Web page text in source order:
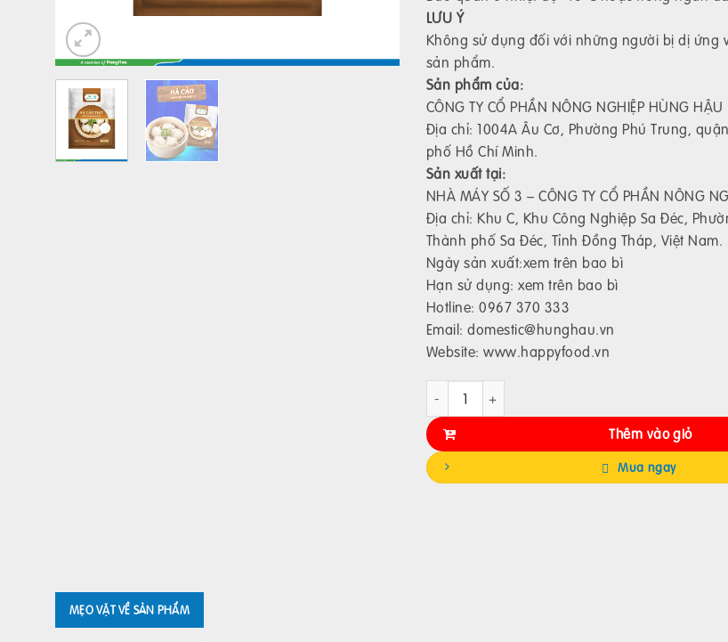
LƯU Ý
Không sử dụng đối với những người bị dị ứng
sản phẩm.
Sản phẩm của:
CÔNG TY CỔ PHẦN NÔNG NGHIỆP HÙNG HẬU
Địa chỉ: 1004A Âu Cơ, Phường Phú Trung,
phố Hồ Chí Minh.
Sản xuất tại:
NHÀ MÁY SỐ 3 – CÔNG TY CỔ PHẦN NÔNG
Địa chỉ: Khu C, Khu Công Nghiệp Sa Đéc,
Thành phố Sa Đéc, Tỉnh Đồng Tháp, Việt Nam.
Ngày sản xuất:xem trên bao bì
Hạn sử dụng: xem trên bao bì
Hotline: 0967 370 333
Email: domestic@hunghau.vn
Website: www.happyfood.vn
Há cảo thịt 400 gram số lượng
Thêm vào giỏ
Mua ngay
MẸO VẶT VỀ SẢN PHẨM